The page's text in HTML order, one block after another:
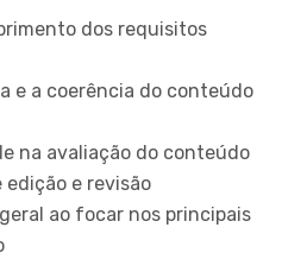
dos requisitos
e a coerência do conteúdo
na avaliação do conteúdo
edição e revisão
ao focar nos principais